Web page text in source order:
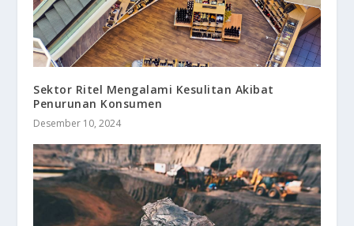
Sektor Ritel Mengalami Kesulitan Akibat
Penurunan Konsumen
Desember 10, 2024